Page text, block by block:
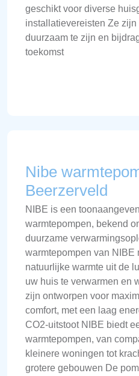
geschikt voor diverse
installatievereisten Ze
duurzaam te zijn en
toekomst
Nibe
Beerzerveld
NIBE is een
warmtepompen, bekend
duurzame
warmtepompen van NIBE
natuurlijke warmte uit de
uw huis te verwarmen en
zijn ontworpen voor
comfort, met een laag
CO2-uitstoot NIBE biedt
warmtepompen, van
kleinere woningen tot
grotere gebouwen De